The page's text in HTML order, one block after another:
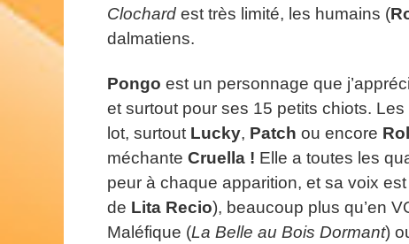
Clochard est très limité, les humains (
dalmatiens.
Pongo est un personnage que
et surtout pour ses 15 petits chiots.
lot, surtout Lucky, Patch ou encore
méchante Cruella ! Elle a toutes les
peur à chaque apparition, et sa voix
de Lita Recio), beaucoup plus qu’en
Maléfique (La Belle au Bois Dormant)